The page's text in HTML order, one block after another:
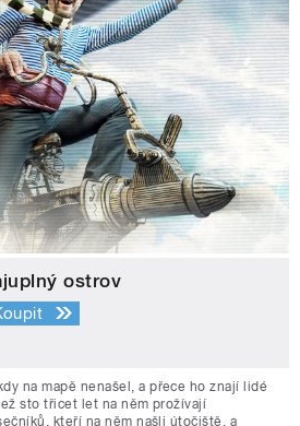
ostrov
na mapě nenašel, a přece ho znají lidé
sto třicet let na něm prožívají
kteří na něm našli útočiště, a